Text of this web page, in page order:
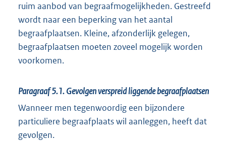
ruim aanbod van begraafmogelijkheden. Gestreefd
wordt naar een beperking van het aantal
begraafplaatsen. Kleine, afzonderlijk gelegen,
begraafplaatsen moeten zoveel mogelijk worden
voorkomen.
Paragraaf 5.1.Gevolgen verspreid liggende begraafplaatsen
Wanneer men tegenwoordig een bijzondere
particuliere begraafplaats wil aanleggen, heeft dat
gevolgen.